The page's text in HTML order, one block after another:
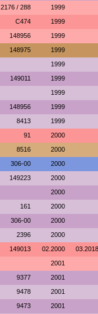
2176 / 288 1999
C474 1999
148956 1999
148975 1999
1999
149011 1999
1999
148956 1999
8413 1999
91 2000
8516 2000
306-00 2000
149223 2000
2000
161 2000
306-00 2000
2396 2000
149013 02.2000 03.2018
2001
9377 2001
9478 2001
9473 2001